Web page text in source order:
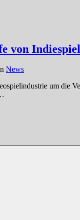
von
News
um die